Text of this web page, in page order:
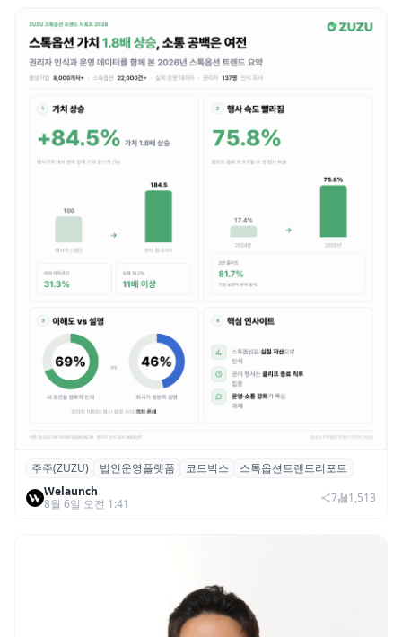
스톡옵션 취소율 2년 만에 18.2%→31.3%…
권리 발생 즉시 행사 비중도 급증
주주(ZUZU) 법인운영플랫폼 코드박스
스톡옵션트렌드리포트
Welaunch
8월 6일 오전 1:41
7 1,513